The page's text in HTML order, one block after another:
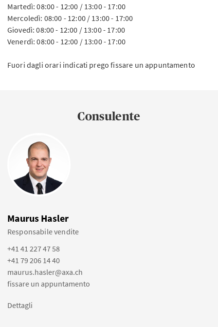
Martedì: 08:00 - 12:00 / 13:00 - 17:00
Mercoledì: 08:00 - 12:00 / 13:00 - 17:00
Giovedì: 08:00 - 12:00 / 13:00 - 17:00
Venerdì: 08:00 - 12:00 / 13:00 - 17:00
Fuori dagli orari indicati prego fissare un appuntamento
Consulente
Maurus Hasler
Responsabile vendite
+41 41 227 47 58
+41 79 206 14 40
maurus.hasler@axa.ch
fissare un appuntamento
Dettagli